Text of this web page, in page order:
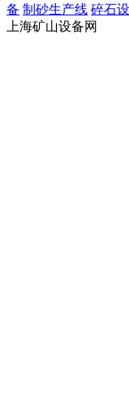
备 制砂生产线 碎石
上海矿山设备网